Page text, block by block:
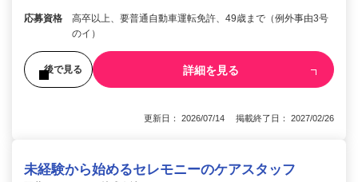
応募資格
高卒以上、要普通自動車運転免許、49歳まで（例外事由3号
のイ）
後で見る 詳細を見る
更新日： 2026/07/14 掲載終了日： 2027/02/26
未経験から始めるセレモニーのケアスタッフ